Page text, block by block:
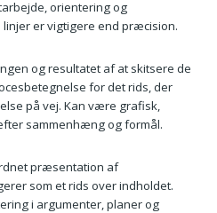
orientering og
er vigtigere end præcision.
og resultatet af at skitsere de
for det rids, der
på vej. Kan være grafisk,
sammenhæng og formål.
præsentation af
som et rids over indholdet.
i argumenter, planer og